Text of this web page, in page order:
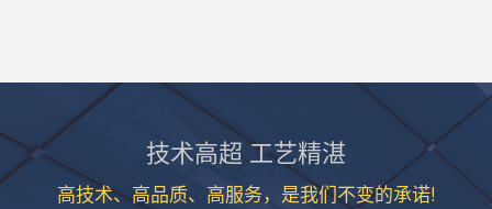
技术高超 工艺精湛
高技术、高品质、高服务，是我们不变的承诺!